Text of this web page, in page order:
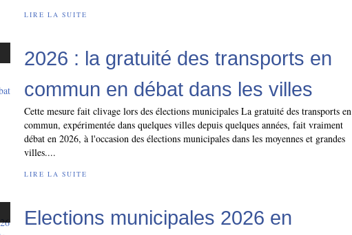
LIRE LA SUITE
2026 : la gratuité des transports en
commun en débat dans les villes
Cette mesure fait clivage lors des élections municipales La gratuité des transports en
commun, expérimentée dans quelques villes depuis quelques années, fait vraiment
débat en 2026, à l'occasion des élections municipales dans les moyennes et grandes
villes....
LIRE LA SUITE
Elections municipales 2026 en